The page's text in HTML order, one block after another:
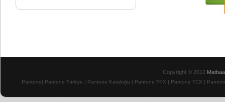
Copyright © 2012
Pantone| Pantone Türkiye | Pantone Kataloğu | Pantone TPX | Pantone TCX |